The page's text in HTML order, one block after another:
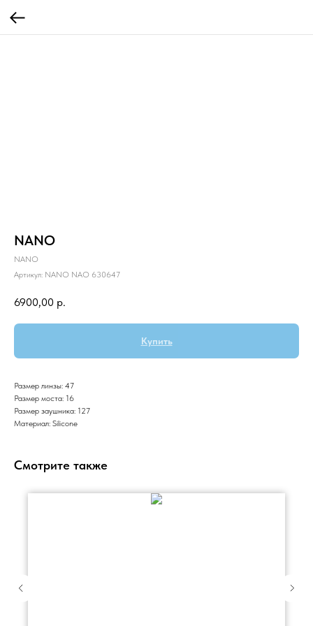
NANO
NANO
Артикул: NANO NAO 630647
6900,00 р.
Купить
Размер линзы: 47
Размер моста: 16
Размер заушника: 127
Материал: Silicone
Смотрите также